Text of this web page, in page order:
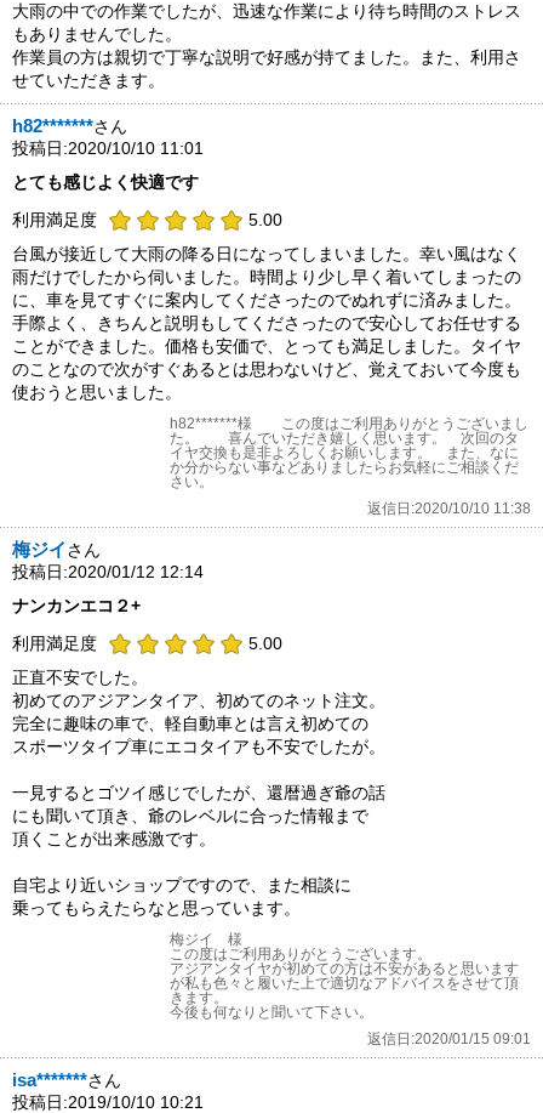
大雨の中での作業でしたが、迅速な作業により待ち時間のストレス
もありませんでした。
作業員の方は親切で丁寧な説明で好感が持てました。また、利用さ
せていただきます。
h82*******さん
投稿日:2020/10/10 11:01
とても感じよく快適です
利用満足度
5.00
台風が接近して大雨の降る日になってしまいました。幸い風はなく
雨だけでしたから伺いました。時間より少し早く着いてしまったの
に、車を見てすぐに案内してくださったのでぬれずに済みました。
手際よく、きちんと説明もしてくださったので安心してお任せする
ことができました。価格も安価で、とっても満足しました。タイヤ
のことなので次がすぐあるとは思わないけど、覚えておいて今度も
使おうと思いました。
h82*******様 この度はご利用ありがとうございまし
た。 喜んでいただき嬉しく思います。 次回のタ
イヤ交換も是非よろしくお願いします。 また、なに
か分からない事などありましたらお気軽にご相談くだ
さい。
返信日:2020/10/10 11:38
梅ジイさん
投稿日:2020/01/12 12:14
ナンカンエコ２+
利用満足度
5.00
正直不安でした。
初めてのアジアンタイア、初めてのネット注文。
完全に趣味の車で、軽自動車とは言え初めての
スポーツタイプ車にエコタイアも不安でしたが。
一見するとゴツイ感じでしたが、還暦過ぎ爺の話
にも聞いて頂き、爺のレベルに合った情報まで
頂くことが出来感激です。
自宅より近いショップですので、また相談に
乗ってもらえたらなと思っています。
梅ジイ 様
この度はご利用ありがとうございます。
アジアンタイヤが初めての方は不安があると思います
が私も色々と履いた上で適切なアドバイスをさせて頂
きます。
今後も何なりと聞いて下さい。
返信日:2020/01/15 09:01
isa*******さん
投稿日:2019/10/10 10:21